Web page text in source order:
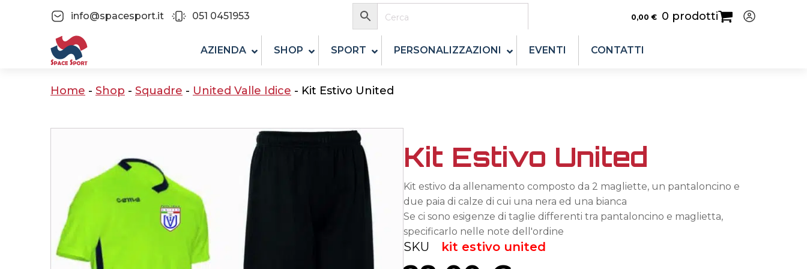
info@spacesport.it 051 0451953 0,00 € 0 prodotti
AZIENDA SHOP SPORT PERSONALIZZAZIONI EVENTI CONTATTI
Home - Shop - Squadre - United Valle Idice - Kit Estivo United
Kit Estivo United
Kit estivo da allenamento composto da 2 magliette, un pantaloncino e
due paia di calze di cui una nera ed una bianca
Se ci sono esigenze di taglie differenti tra pantaloncino e maglietta,
specificarlo nelle note dell'ordine
SKU kit estivo united